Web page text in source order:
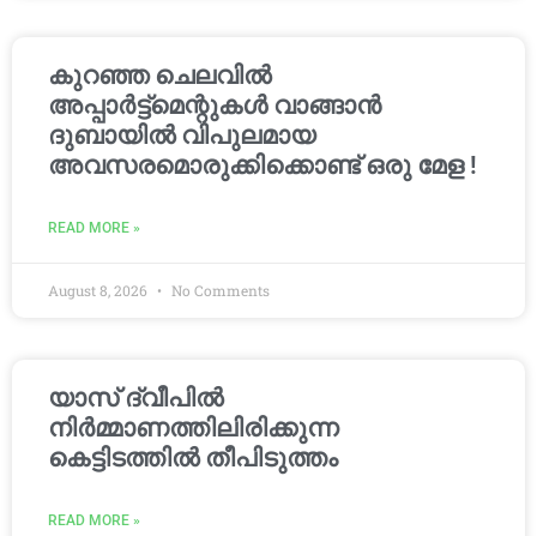
കുറഞ്ഞ ചെലവിൽ
അപ്പാർട്ട്മെന്റുകൾ വാങ്ങാൻ
ദുബായിൽ വിപുലമായ
അവസരമൊരുക്കിക്കൊണ്ട് ഒരു മേള !
READ MORE »
August 8, 2026 No Comments
യാസ് ദ്വീപിൽ
നിർമ്മാണത്തിലിരിക്കുന്ന
കെട്ടിടത്തിൽ തീപിടുത്തം
READ MORE »